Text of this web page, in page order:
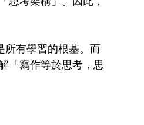
所有學習的根基。而
「寫作等於思考，思